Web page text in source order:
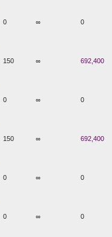
0 ∞ 0
150 ∞ 692,400
0 ∞ 0
150 ∞ 692,400
0 ∞ 0
0 ∞ 0